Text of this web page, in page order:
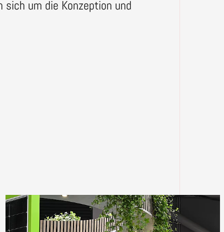
um die Konzeption und